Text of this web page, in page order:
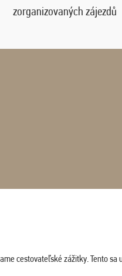
zorganizovaných zájezdů
cestovateľské zážitky. Tento